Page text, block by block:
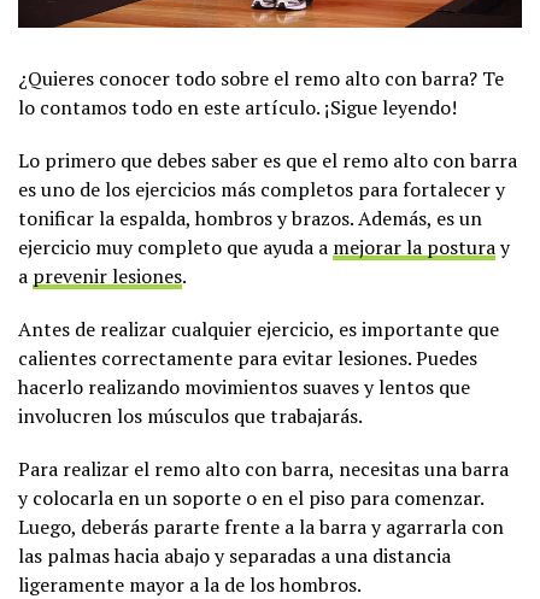
¿Quieres conocer todo sobre el remo alto con barra? Te
lo contamos todo en este artículo. ¡Sigue leyendo!
Lo primero que debes saber es que el remo alto con barra
es uno de los ejercicios más completos para fortalecer y
tonificar la espalda, hombros y brazos. Además, es un
ejercicio muy completo que ayuda a mejorar la posturay
a prevenir lesiones.
Antes de realizar cualquier ejercicio, es importante que
calientes correctamente para evitar lesiones. Puedes
hacerlo realizando movimientos suaves y lentos que
involucren los músculos que trabajarás.
Para realizar el remo alto con barra, necesitas una barra
y colocarla en un soporte o en el piso para comenzar.
Luego, deberás pararte frente a la barra y agarrarla con
las palmas hacia abajo y separadas a una distancia
ligeramente mayor a la de los hombros.